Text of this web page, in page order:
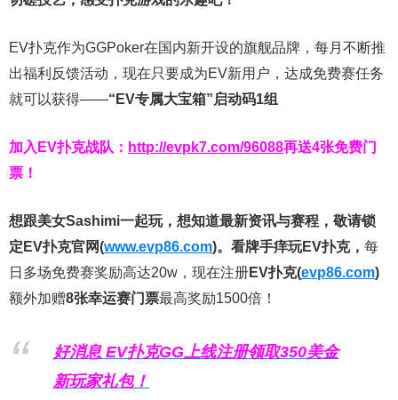
EV扑克作为GGPoker在国内新开设的旗舰品牌，每月不断推
出福利反馈活动，现在只要成为EV新用户，达成免费赛任务
就可以获得——“EV专属大宝箱”启动码1组
加入EV扑克战队： http://evpk7.com/96088再送4张免费门
票！
想跟美女Sashimi一起玩， 想知道最新资讯与赛程， 敬请锁
定EV扑克官网(www.evp86.com)。 看牌手痒玩EV扑克， 每
日多场免费赛奖励高达20w，现在注册EV扑克(evp86.com)
额外加赠8张幸运赛门票最高奖励1500倍！
好消息 EV扑克GG上线注册领取350美金
新玩家礼包！